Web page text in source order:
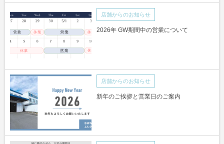
店舗からのお知らせ
2026年 GW期間中の営業について
店舗からのお知らせ
新年のご挨拶と営業日のご案内